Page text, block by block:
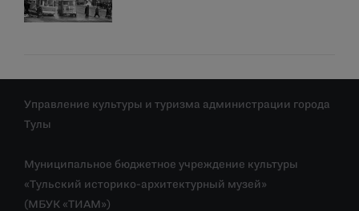
Управление культуры и туризма администрации города
Тулы
Муниципальное бюджетное учреждение культуры
«Тульский историко-архитектурный музей»
(МБУК «ТИАМ»)